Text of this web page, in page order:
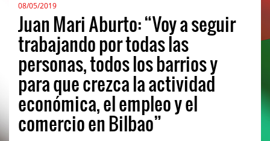
08/05/2019
Juan Mari Aburto: “Voy a seguir
trabajando por todas las
personas, todos los barrios y
para que crezca la actividad
económica, el empleo y el
comercio en Bilbao”